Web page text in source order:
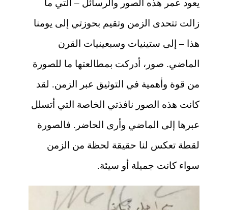
يعود عمر هذه الصور والرسائل – التي ما
زالت تتحدى الزمن وتقيم بحوزتي إلى يومنا
هذا – إلى ستينيات وسبعينيات القرن
الماضي. صور، أدركت بمطالعتها ما للصورة
من قوة وأهمية في التوثيق عبر الزمن. لقد
كانت هذه الصور نافذتي الخاصة التي أتسلل
عبرها إلى الماضي وأرى الحاضر. فالصورة
لقطة تعكس لنا حقيقة لحظة من الزمن
سواء كانت جميلة أو سيئة.